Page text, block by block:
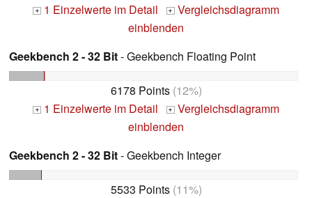
+ 1 Einzelwerte im Detail + Vergleichsdiagramm
einblenden
Geekbench 2 - 32 Bit- Geekbench Floating Point
6178 Points(12%)
+ 1 Einzelwerte im Detail + Vergleichsdiagramm
einblenden
Geekbench 2 - 32 Bit- Geekbench Integer
5533 Points(11%)